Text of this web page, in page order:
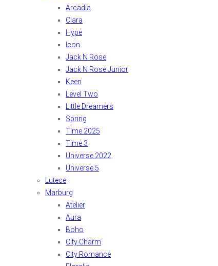
Arcadia
Ciara
Hype
Icon
Jack N Rose
Jack N Rose Junior
Keen
Level Two
Little Dreamers
Spring
Time 2025
Time 3
Universe 2022
Universe 5
Lutece
Marburg
Atelier
Aura
Boho
City Charm
City Romance